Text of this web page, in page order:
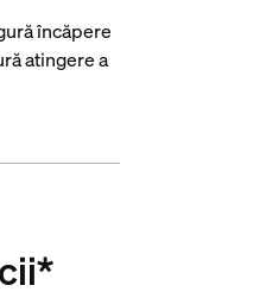
încăpere
atingere a